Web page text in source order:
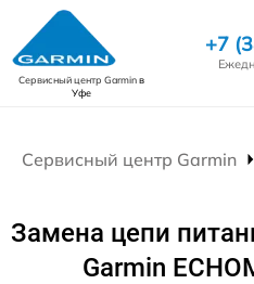
Сервисный центр Garminв
Уфе
+7
Сервисный центр Garmin
Замена цепи
Garmin